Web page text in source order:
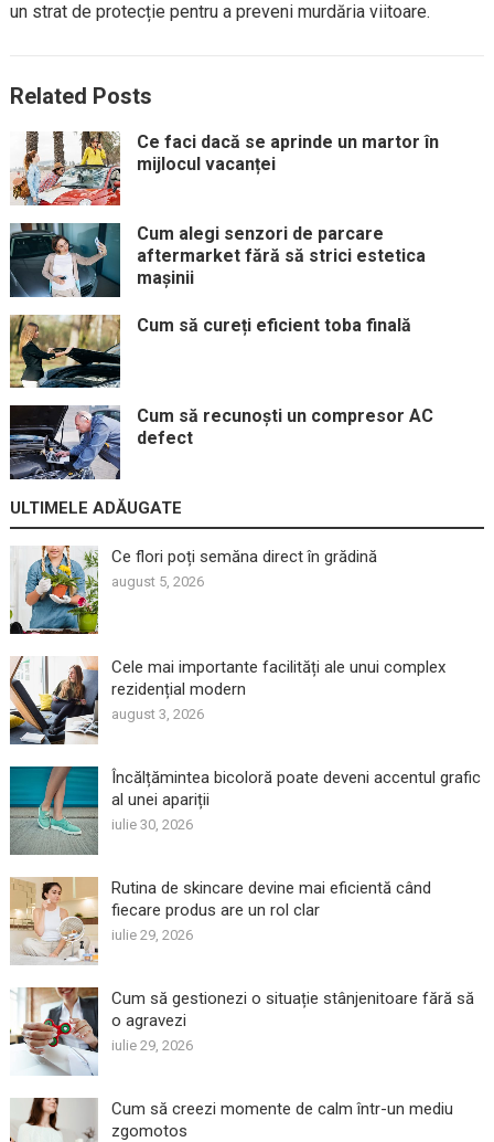
un strat de protecție pentru a preveni murdăria viitoare.
Related Posts
Ce faci dacă se aprinde un martor în
mijlocul vacanței
Cum alegi senzori de parcare
aftermarket fără să strici estetica
mașinii
Cum să cureți eficient toba finală
Cum să recunoști un compresor AC
defect
ULTIMELE ADĂUGATE
Ce flori poți semăna direct în grădină
august 5, 2026
Cele mai importante facilități ale unui complex
rezidențial modern
august 3, 2026
Încălțămintea bicoloră poate deveni accentul grafic
al unei apariții
iulie 30, 2026
Rutina de skincare devine mai eficientă când
fiecare produs are un rol clar
iulie 29, 2026
Cum să gestionezi o situație stânjenitoare fără să
o agravezi
iulie 29, 2026
Cum să creezi momente de calm într-un mediu
zgomotos